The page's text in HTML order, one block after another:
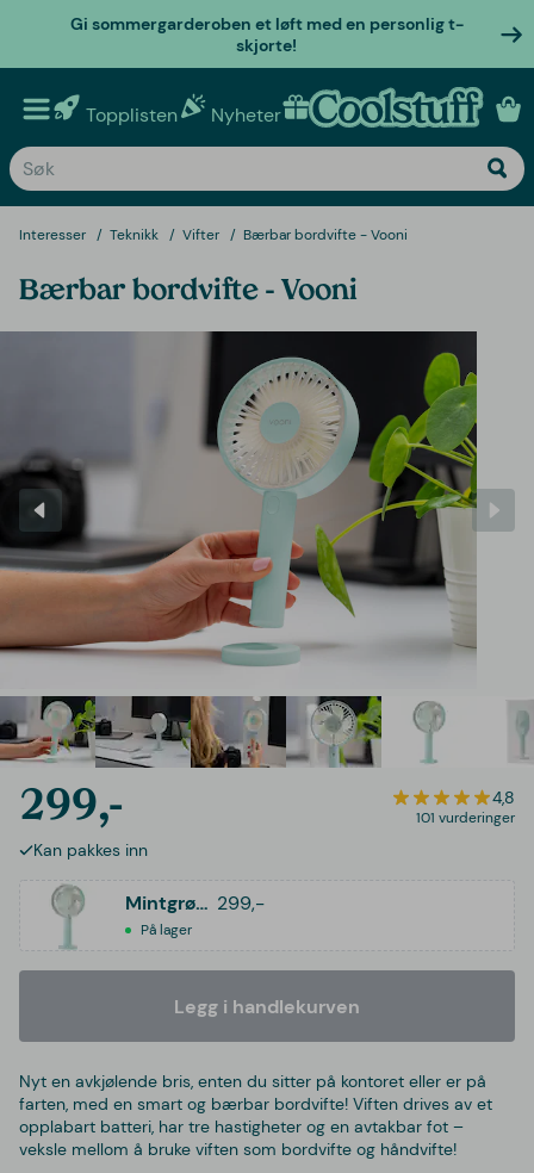
Gi sommergarderoben et løft med en personlig t-
skjorte!
Topplisten Nyheter Personlige gaver
Interesser Teknikk Vifter Bærbar bordvifte - Vooni
Bærbar bordvifte - Vooni
299,- 4,8
101 vurderinger
Kan pakkes inn
Mintgrønn299,-
På lager
Legg i handlekurven
Nyt en avkjølende bris, enten du sitter på kontoret eller er på
farten, med en smart og bærbar bordvifte! Viften drives av et
opplabart batteri, har tre hastigheter og en avtakbar fot –
veksle mellom å bruke viften som bordvifte og håndvifte!